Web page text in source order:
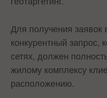
Для получения заявок
конкурентный запрос,
сетях, должен
жилому комплексу
расположению.